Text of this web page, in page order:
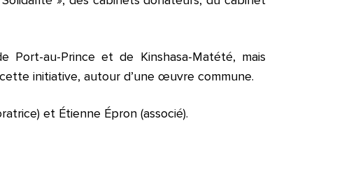
au-Prince et de Kinshasa-Matété, mais
initiative, autour d’une œuvre commune.
et Étienne Épron (associé).